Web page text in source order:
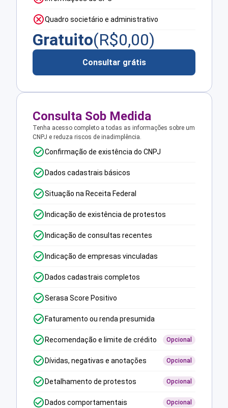
Quadro societário e administrativo
Gratuito(R$0,00)
Consultar grátis
Consulta Sob Medida
Tenha acesso completo a todas as informações sobre um
CNPJ e reduza riscos de inadimplência.
Confirmação de existência do CNPJ
Dados cadastrais básicos
Situação na Receita Federal
Indicação de existência de protestos
Indicação de consultas recentes
Indicação de empresas vinculadas
Dados cadastrais completos
Serasa Score Positivo
Faturamento ou renda presumida
Recomendação e limite de crédito Opcional
Dívidas, negativas e anotações Opcional
Detalhamento de protestos Opcional
Dados comportamentais Opcional